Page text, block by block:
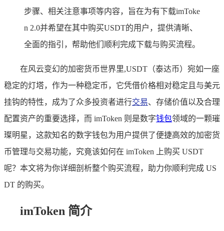
步骤、相关注意事项等内容，旨在为有下载imToke
n 2.0并希望在其中购买USDT的用户，提供清晰、
全面的指引，帮助他们顺利完成下载与购买流程。
在风云变幻的加密货币世界里,USDT（泰达币）宛如一座
稳定的灯塔，作为一种稳定币，它凭借价格相对稳定且与美元
挂钩的特性，成为了众多投资者进行交易、存储价值以及合理
配置资产的重要选择，而 imToken 则是数字钱包领域的一颗璀
璨明星，这款知名的数字钱包为用户提供了便捷高效的加密货
币管理与交易功能，究竟该如何在 imToken 上购买 USDT
呢？本文将为你详细剖析整个购买流程，助力你顺利完成 US
DT 的购买。
imToken 简介